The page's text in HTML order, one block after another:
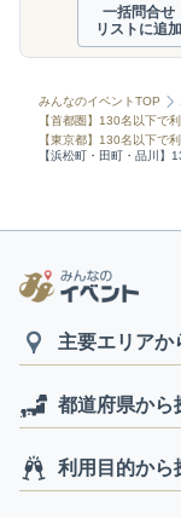
一括問合せ
リストに追加
みんなのイベントTOP
【首都圏】130名以下で
【東京都】130名以下で
【浜松町・田町・品川】
主要エリアか
都道府県から
利用目的から